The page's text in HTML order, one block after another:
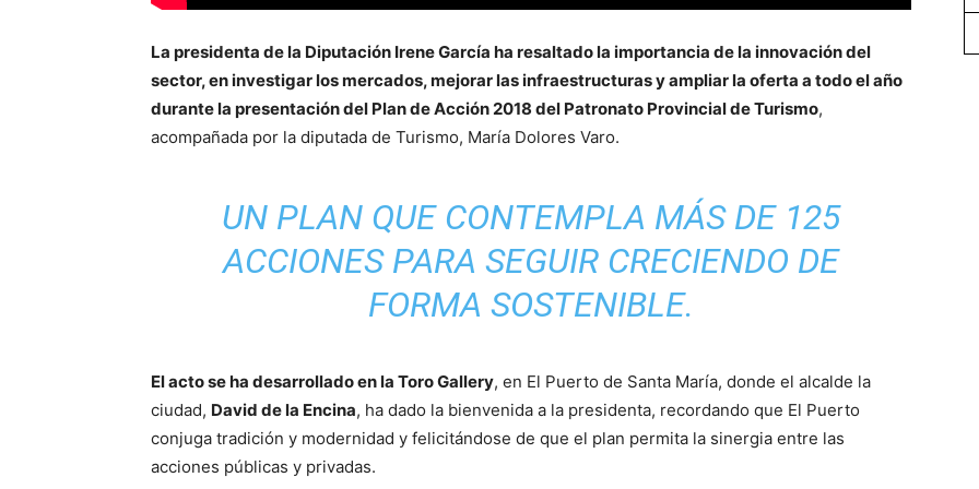
La presidenta de la Diputación Irene García ha resaltado la importancia de la innovación del
sector, en investigar los mercados, mejorar las infraestructuras y ampliar la oferta a todo el año
durante la presentación del Plan de Acción 2018 del Patronato Provincial de Turismo,
acompañada por la diputada de Turismo, María Dolores Varo.
UN PLAN QUE CONTEMPLA MÁS DE 125
ACCIONES PARA SEGUIR CRECIENDO DE
FORMA SOSTENIBLE.
El acto se ha desarrollado en la Toro Gallery, en El Puerto de Santa María, donde el alcalde la
ciudad, David de la Encina, ha dado la bienvenida a la presidenta, recordando que El Puerto
conjuga tradición y modernidad y felicitándose de que el plan permita la sinergia entre las
acciones públicas y privadas.